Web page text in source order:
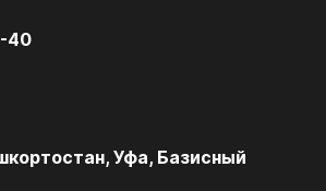
40
Уфа, Базисный